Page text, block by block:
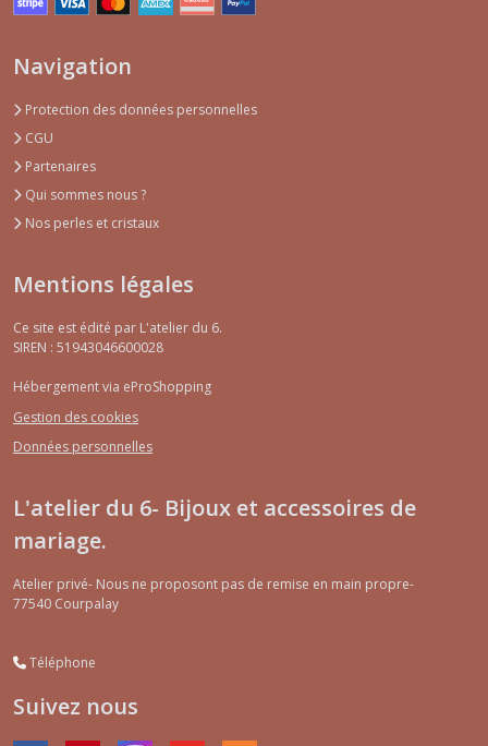
Navigation
Protection des données personnelles
CGU
Partenaires
Qui sommes nous ?
Nos perles et cristaux
Mentions légales
Ce site est édité par L'atelier du 6.
SIREN : 51943046600028
Hébergement via eProShopping
Gestion des cookies
Données personnelles
L'atelier du 6- Bijoux et accessoires de
mariage.
Atelier privé- Nous ne proposont pas de remise en main propre-
77540 Courpalay
Téléphone
Suivez nous